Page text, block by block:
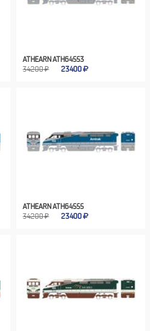
ATHEARN ATH64553
34200 ₽
23400
ATHEARN ATH64555
34200 ₽
23400